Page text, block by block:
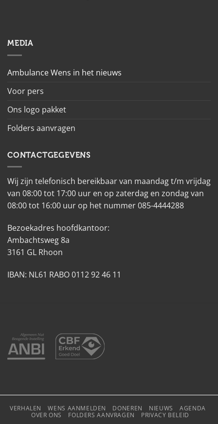
MEDIA
Ambulance Wens in het nieuws
Voor pers
Ons logo pakket
Folders aanvragen
CONTACTGEGEVENS
Wij zijn telefonisch bereikbaar van maandag t/m vrijdag
van 08:00 tot 17:00 uur en op zaterdag en zondag van
08:00 tot 16:00 uur op het nummer 085-4444288
Bezoekadres hoofdkantoor:
Ambachtsweg 8a
3161 GL Rhoon
IBAN: NL61 RABO 0112 92 46 11
VERHALEN WENS AANMELDEN DONEREN NIEUWS
AGENDA
OVER ONS
FOLDERS AANVRAGEN PRIVACY BELEID